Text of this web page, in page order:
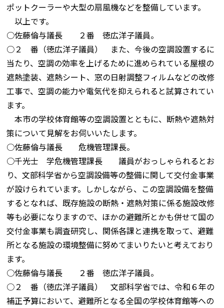
ポットクーラーや大型の扇風機などを整備しています。
以上です。
○佐藤倫与議長 ２番 徳広洋子議員。
○２ 番（徳広洋子議員） また、今後の空調設置するに
当たり、空調の効率を上げるために進められている屋根の
遮熱塗装、遮熱シート、窓の日射調整フィルムなどの改修
工事で、空調の能力や電気代を抑えられると試算されてい
ます。
本市の学校体育館等の空調設置とともに、断熱や遮熱対
策について見解をお伺いいたします。
○佐藤倫与議長 危機管理課長。
○千光士 学危機管理課長 議員がおっしゃられるとお
り、文部科学省から空調設備等の整備に関して交付金事業
が設けられています。しかしながら、この空調設備を整備
するとなれば、既存施設の断熱・遮熱対策に係る施設改修
等も必要になりますので、ほかの避難所とかも併せて国の
交付金事業も調査研究し、関係各課と連携を取って、避難
所となる施設の環境整備に努めてまいりたいと考えており
ます。
○佐藤倫与議長 ２番 徳広洋子議員。
○２ 番（徳広洋子議員） 文部科学省では、令和６年の
補正予算において、避難所となる全国の学校体育館等への